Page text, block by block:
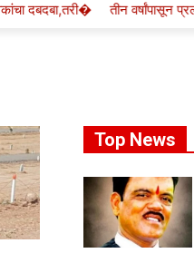
तीन वर्षांपासून प्रलंबित असलेले
Top News